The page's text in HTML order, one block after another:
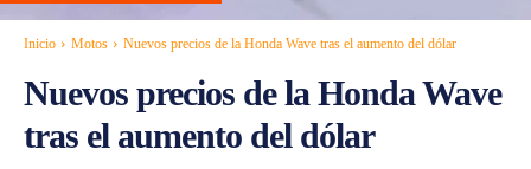
Inicio Motos Nuevos precios de la Honda Wave tras el aumento del dólar
Nuevos precios de la Honda Wave
tras el aumento del dólar